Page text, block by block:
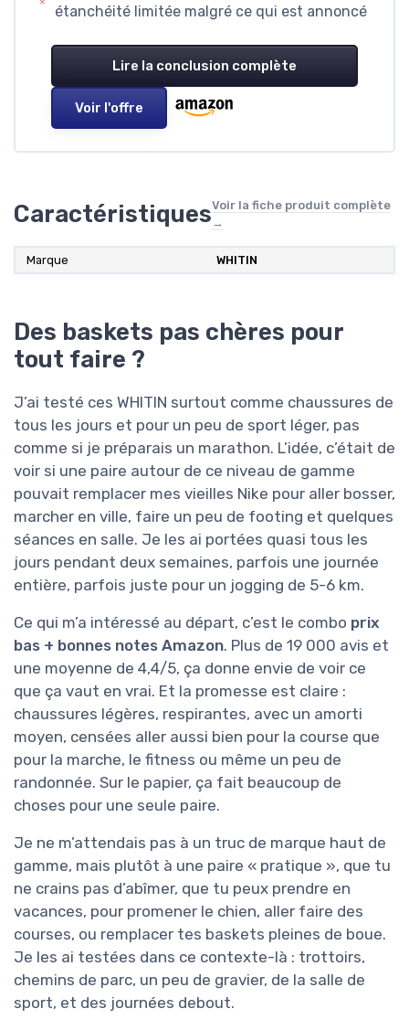
étanchéité limitée malgré ce qui est annoncé
Lire la conclusion complète
Voir l'offre
CaractéristiquesVoir la fiche produit complète
→
Marque WHITIN
Des baskets pas chères pour
tout faire ?
J’ai testé ces WHITIN surtout comme chaussures de
tous les jours et pour un peu de sport léger, pas
comme si je préparais un marathon. L’idée, c’était de
voir si une paire autour de ce niveau de gamme
pouvait remplacer mes vieilles Nike pour aller bosser,
marcher en ville, faire un peu de footing et quelques
séances en salle. Je les ai portées quasi tous les
jours pendant deux semaines, parfois une journée
entière, parfois juste pour un jogging de 5-6 km.
Ce qui m’a intéressé au départ, c’est le combo prix
bas + bonnes notes Amazon. Plus de 19 000 avis et
une moyenne de 4,4/5, ça donne envie de voir ce
que ça vaut en vrai. Et la promesse est claire :
chaussures légères, respirantes, avec un amorti
moyen, censées aller aussi bien pour la course que
pour la marche, le fitness ou même un peu de
randonnée. Sur le papier, ça fait beaucoup de
choses pour une seule paire.
Je ne m’attendais pas à un truc de marque haut de
gamme, mais plutôt à une paire « pratique », que tu
ne crains pas d’abîmer, que tu peux prendre en
vacances, pour promener le chien, aller faire des
courses, ou remplacer tes baskets pleines de boue.
Je les ai testées dans ce contexte-là : trottoirs,
chemins de parc, un peu de gravier, de la salle de
sport, et des journées debout.